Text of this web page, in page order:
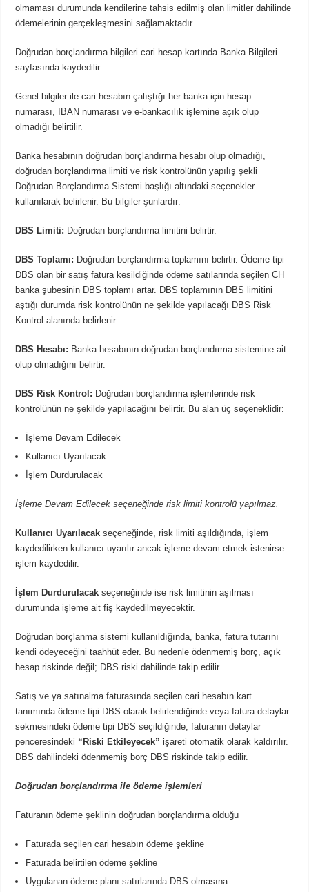
olmaması durumunda kendilerine tahsis edilmiş olan limitler dahilinde
ödemelerinin gerçekleşmesini sağlamaktadır.
Doğrudan borçlandırma bilgileri cari hesap kartında Banka Bilgileri
sayfasında kaydedilir.
Genel bilgiler ile cari hesabın çalıştığı her banka için hesap
numarası, IBAN numarası ve e-bankacılık işlemine açık olup
olmadığı belirtilir.
Banka hesabının doğrudan borçlandırma hesabı olup olmadığı,
doğrudan borçlandırma limiti ve risk kontrolünün yapılış şekli
Doğrudan Borçlandırma Sistemi başlığı altındaki seçenekler
kullanılarak belirlenir. Bu bilgiler şunlardır:
DBS Limiti: Doğrudan borçlandırma limitini belirtir.
DBS Toplamı: Doğrudan borçlandırma toplamını belirtir. Ödeme tipi
DBS olan bir satış fatura kesildiğinde ödeme satılarında seçilen CH
banka şubesinin DBS toplamı artar. DBS toplamının DBS limitini
aştığı durumda risk kontrolünün ne şekilde yapılacağı DBS Risk
Kontrol alanında belirlenir.
DBS Hesabı: Banka hesabının doğrudan borçlandırma sistemine ait
olup olmadığını belirtir.
DBS Risk Kontrol: Doğrudan borçlandırma işlemlerinde risk
kontrolünün ne şekilde yapılacağını belirtir. Bu alan üç seçeneklidir:
İşleme Devam Edilecek
Kullanıcı Uyarılacak
İşlem Durdurulacak
İşleme Devam Edilecek seçeneğinde risk limiti kontrolü yapılmaz.
Kullanıcı Uyarılacak seçeneğinde, risk limiti aşıldığında, işlem
kaydedilirken kullanıcı uyarılır ancak işleme devam etmek istenirse
işlem kaydedilir.
İşlem Durdurulacak seçeneğinde ise risk limitinin aşılması
durumunda işleme ait fiş kaydedilmeyecektir.
Doğrudan borçlanma sistemi kullanıldığında, banka, fatura tutarını
kendi ödeyeceğini taahhüt eder. Bu nedenle ödenmemiş borç, açık
hesap riskinde değil; DBS riski dahilinde takip edilir.
Satış ve ya satınalma faturasında seçilen cari hesabın kart
tanımında ödeme tipi DBS olarak belirlendiğinde veya fatura detaylar
sekmesindeki ödeme tipi DBS seçildiğinde, faturanın detaylar
penceresindeki “Riski Etkileyecek” işareti otomatik olarak kaldırılır.
DBS dahilindeki ödenmemiş borç DBS riskinde takip edilir.
Doğrudan borçlandırma ile ödeme işlemleri
Faturanın ödeme şeklinin doğrudan borçlandırma olduğu
Faturada seçilen cari hesabın ödeme şekline
Faturada belirtilen ödeme şekline
Uygulanan ödeme planı satırlarında DBS olmasına